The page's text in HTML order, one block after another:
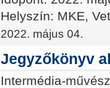
Helyszín: MKE,
2022. május 04.
Jegyzőkönyv
Intermédia-